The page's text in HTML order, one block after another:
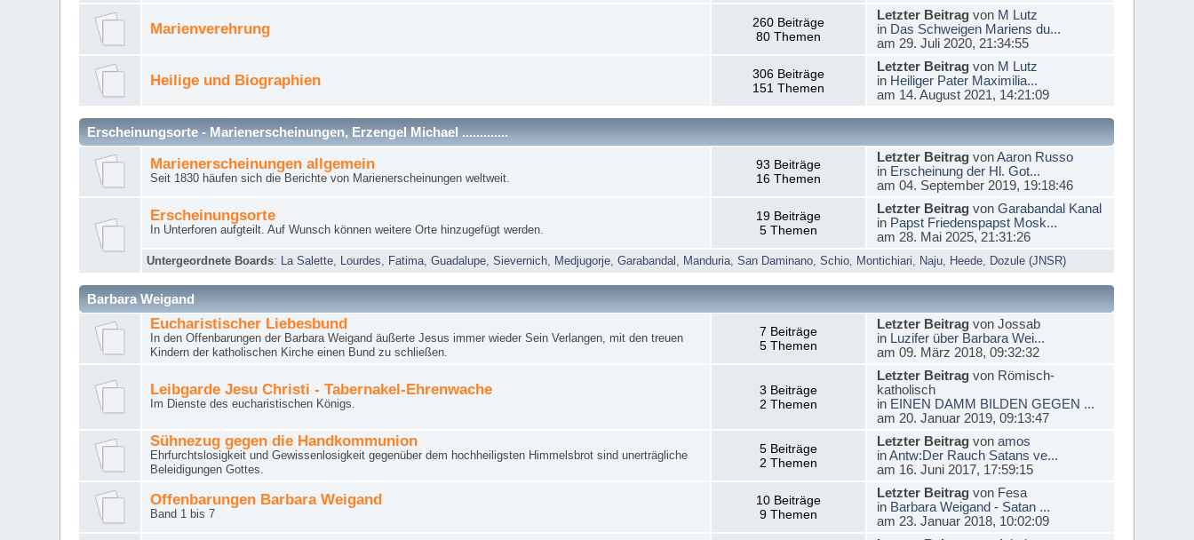
Marienverehrung
260 Beiträge
80 Themen
Letzter Beitragvon M Lutz
in Das Schweigen Mariens du...
am 29. Juli 2020, 21:34:55
Heilige und Biographien
306 Beiträge
151 Themen
Letzter Beitragvon M Lutz
in Heiliger Pater Maximilia...
am 14. August 2021, 14:21:09
Erscheinungsorte - Marienerscheinungen, Erzengel Michael .............
Marienerscheinungen allgemein
Seit 1830 häufen sich die Berichte von Marienerscheinungen weltweit.
93 Beiträge
16 Themen
Letzter BeitragvonAaron Russo
in Erscheinung der Hl. Got...
am 04. September 2019, 19:18:46
Erscheinungsorte
In Unterforen aufgteilt. Auf Wunsch können weitere Orte hinzugefügt werden.
19 Beiträge
5 Themen
Letzter Beitragvon Garabandal Kanal
in Papst Friedenspapst Mosk...
am 28. Mai 2025, 21:31:26
Untergeordnete Boards: La Salette Lourdes Fatima ,Guadalupe ,Sievernich Medjugorje ,Garabandal Manduria ,San Daminano ,Schio Montichiari Naju Heede Dozule (JNSR)
Barbara Weigand
Eucharistischer Liebesbund
In den Offenbarungen der Barbara Weigand äußerte Jesus immer wieder Sein Verlangen, mit den treuen
Kindern der katholischen Kirche einen Bund zu schließen.
7 Beiträge
5 Themen
Letzter Beitragvon Jossab
in Luzifer über Barbara Wei...
am 09. März 2018, 09:32:32
Leibgarde Jesu Christi - Tabernakel-Ehrenwache
Im Dienste des eucharistischen Königs.
3 Beiträge
2 Themen
Letzter Beitragvon Römisch-
katholisch
in EINEN DAMM BILDEN GEGEN ...
am 20. Januar 2019, 09:13:47
Sühnezug gegen die Handkommunion
Ehrfurchtslosigkeit und Gewissenlosigkeit gegenüber dem hochheiligsten Himmelsbrot sind unerträgliche
Beleidigungen Gottes.
5 Beiträge
2 Themen
Letzter Beitragvon amos
inAntw:Der Rauch Satans ve...
am 16. Juni 2017, 17:59:15
Offenbarungen Barbara Weigand
Band 1 bis 7
10 Beiträge
9 Themen
Letzter Beitragvon Fesa
in Barbara Weigand - Satan ...
am 23. Januar 2018, 10:02:09